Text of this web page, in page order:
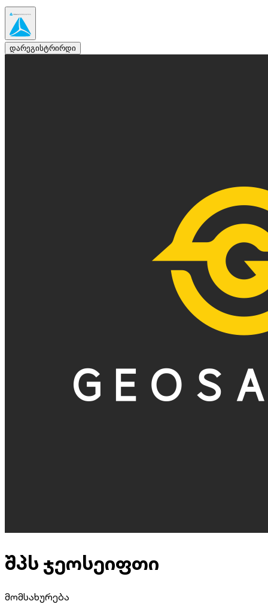
დარეგისტრირდი
შპს ჯეოსეიფთი
მომსახურება